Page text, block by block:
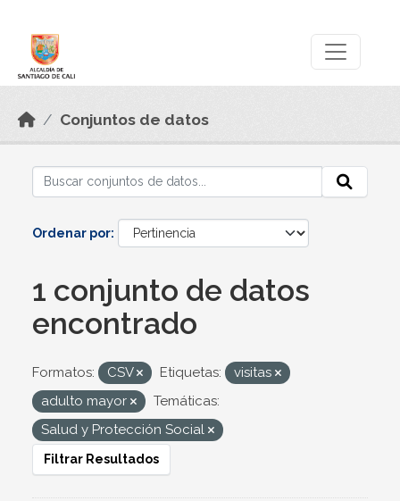
Conjuntos de datos
Ordenar por
1 conjunto de datos
encontrado
Formatos: CSV Etiquetas:
visitas
adulto mayor
Temáticas:
Salud y Protección Social
Filtrar Resultados